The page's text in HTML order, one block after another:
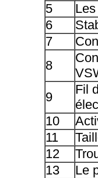
5
6
7
8
9
Fil
10
11
12
13
Le